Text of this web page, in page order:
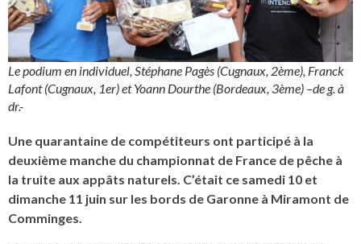
Le podium en individuel, Stéphane Pagès (Cugnaux, 2ème), Franck
Lafont (Cugnaux, 1er) et Yoann Dourthe (Bordeaux, 3ème) –de g. à
dr.-
Une quarantaine de compétiteurs ont participé à la
deuxième manche du championnat de France de pêche à
la truite aux appâts naturels. C’était ce samedi 10 et
dimanche 11 juin sur les bords de Garonne à Miramont de
Comminges.